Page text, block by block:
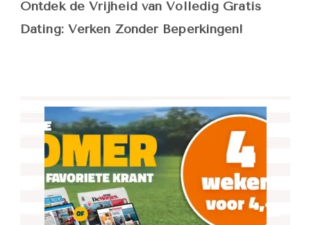
Ontdek de Vrijheid van Volledig Gratis
Dating: Verken Zonder Beperkingen!